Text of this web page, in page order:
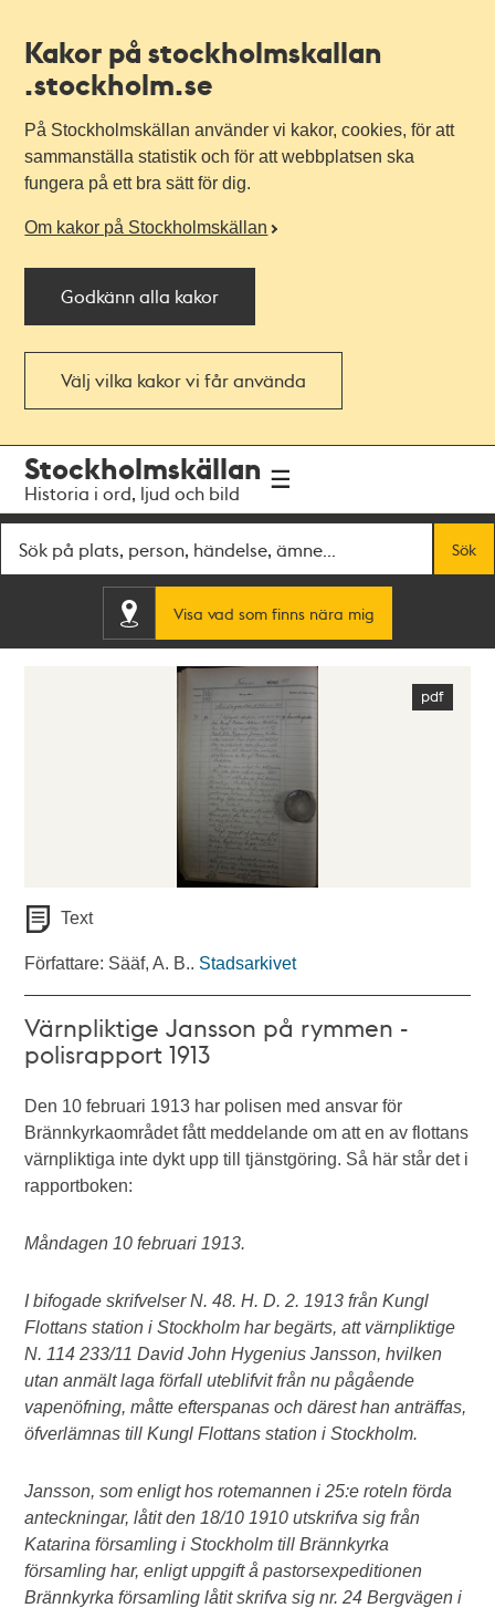
Kakor på stockholmskallan
.stockholm.se
På Stockholmskällan använder vi kakor, cookies, för att
sammanställa statistik och för att webbplatsen ska
fungera på ett bra sätt för dig.
Om kakor på Stockholmskällan
Godkänn alla kakor
Välj vilka kakor vi får använda
navigationen
huvudinnehållet
Stockholmskällan
Historia i ord, ljud och bild
Sök
Visa vad som finns nära mig
Text
Författare: Sääf, A. B.. Stadsarkivet
Värnpliktige Jansson på rymmen -
polisrapport 1913
Den 10 februari 1913 har polisen med ansvar för
Brännkyrkaområdet fått meddelande om att en av flottans
värnpliktiga inte dykt upp till tjänstgöring. Så här står det i
rapportboken:
Måndagen 10 februari 1913.
I bifogade skrifvelser N. 48. H. D. 2. 1913 från Kungl
Flottans station i Stockholm har begärts, att värnpliktige
N. 114 233/11 David John Hygenius Jansson, hvilken
utan anmält laga förfall uteblifvit från nu pågående
vapenöfning, måtte efterspanas och därest han anträffas,
öfverlämnas till Kungl Flottans station i Stockholm.
Jansson, som enligt hos rotemannen i 25:e roteln förda
anteckningar, låtit den 18/10 1910 utskrifva sig från
Katarina församling i Stockholm till Brännkyrka
församling har, enligt uppgift å pastorsexpeditionen
Brännkyrka församling låtit skrifva sig nr. 24 Bergvägen i